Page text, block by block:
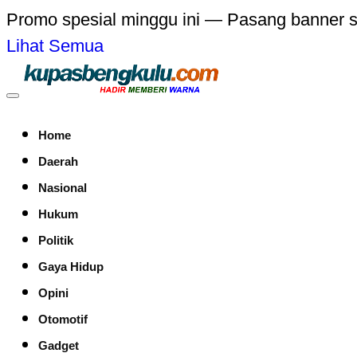
Promo spesial minggu ini — Pasang banner
Lihat Semua
Home
Daerah
Nasional
Hukum
Politik
Gaya Hidup
Opini
Otomotif
Gadget